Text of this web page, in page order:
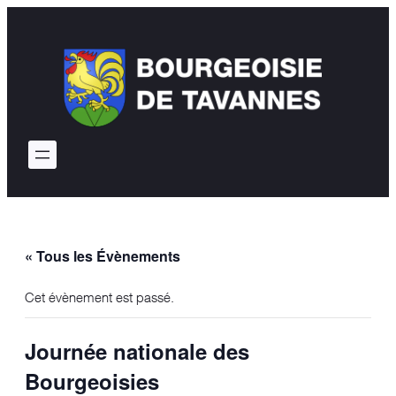
« Tous les Évènements
Cet évènement est passé.
Journée nationale des
Bourgeoisies